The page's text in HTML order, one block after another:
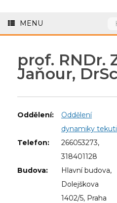
MENU
prof. RNDr.
Jaňour,
Oddělení:
Oddělení
dynamiky
Telefon:
266053273,
318401128
Budova:
Hlavní budova,
Dolejškova
1402/5, Praha